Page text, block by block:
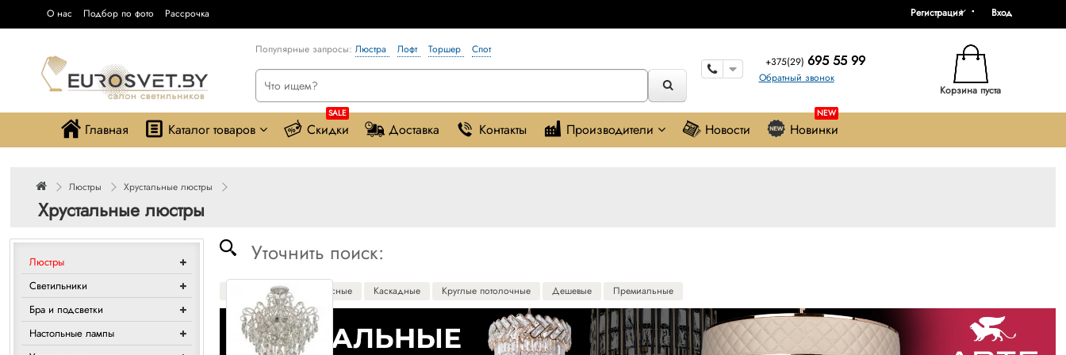
О нас Подбор по фото Рассрочка Вход
Регистрация
Корзина пуста
Популярные запросы: Люстра Лофт Торшер
Спот
+375(29) 695 55 99
Обратный звонок
Главная Каталог товаров
SALE
Скидки Доставка Контакты Производители Новости
NEW
Новинки
Люстры Хрустальные люстры
Хрустальные люстры
Люстры
Светильники
Бра и подсветки
Настольные лампы
Уточнить поиск:
Потолочные Подвесные Каскадные Круглые потолочные Дешевые Премиальные